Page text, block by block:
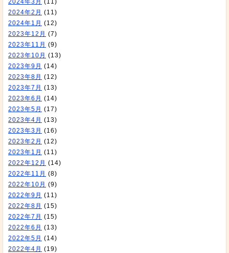
2024年3月 (11)
2024年2月 (11)
2024年1月 (12)
2023年12月 (7)
2023年11月 (9)
2023年10月 (13)
2023年9月 (14)
2023年8月 (12)
2023年7月 (13)
2023年6月 (14)
2023年5月 (17)
2023年4月 (13)
2023年3月 (16)
2023年2月 (12)
2023年1月 (11)
2022年12月 (14)
2022年11月 (8)
2022年10月 (9)
2022年9月 (11)
2022年8月 (15)
2022年7月 (15)
2022年6月 (13)
2022年5月 (14)
2022年4月 (19)